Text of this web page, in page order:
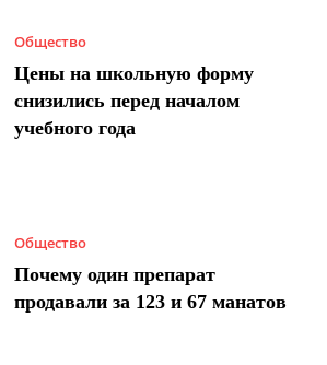
Общество
Цены на школьную форму
снизились перед началом
учебного года
Общество
Почему один препарат
продавали за 123 и 67 манатов